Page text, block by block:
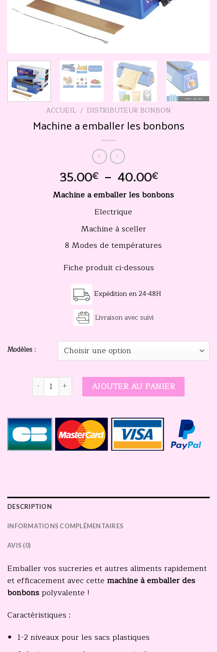
ACCUEIL / DISTRIBUTEUR BONBON
Machine a emballer les bonbons
35.00€ – 40.00€Plage
de
prix :
Machine a emballer les bonbons
Electrique
Machine à sceller
8 Modes de températures
Fiche produit ci-dessous
Expédition en 24-48H
Livraison avec suivi
Modèles :
quantité de Machine a emballer les bonbons
AJOUTER AU PANIER
DESCRIPTION
INFORMATIONS COMPLÉMENTAIRES
AVIS (0)
Emballer vos sucreries et autres aliments rapidement
et efficacement avec cette machine à emballer des
bonbonspolyvalente !
Caractéristiques :
1-2 niveaux pour les sacs plastiques